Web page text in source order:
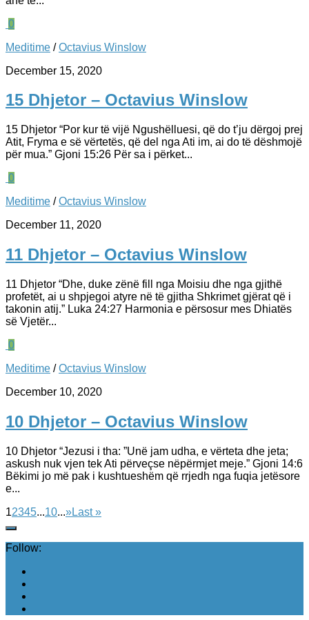
0
Meditime /Octavius Winslow
December 15, 2020
15 Dhjetor – Octavius Winslow
15 Dhjetor “Por kur të vijë Ngushëlluesi, që do t’ju dërgoj prej
Atit, Fryma e së vërtetës, që del nga Ati im, ai do të dëshmojë
për mua.” Gjoni 15:26 Për sa i përket...
0
Meditime /Octavius Winslow
December 11, 2020
11 Dhjetor – Octavius Winslow
11 Dhjetor “Dhe, duke zënë fill nga Moisiu dhe nga gjithë
profetët, ai u shpjegoi atyre në të gjitha Shkrimet gjërat që i
takonin atij.” Luka 24:27 Harmonia e përsosur mes Dhiatës
së Vjetër...
0
Meditime /Octavius Winslow
December 10, 2020
10 Dhjetor – Octavius Winslow
10 Dhjetor “Jezusi i tha: ”Unë jam udha, e vërteta dhe jeta;
askush nuk vjen tek Ati përveçse nëpërmjet meje.” Gjoni 14:6
Bëkimi jo më pak i kushtueshëm që rrjedh nga fuqia jetësore
e...
12345...10...»Last »
Follow: